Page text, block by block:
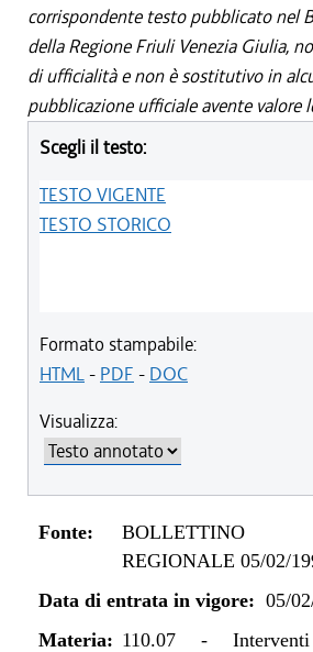
corrispondente testo pubblicato nel
della Regione Friuli Venezia Giulia,
di ufficialità e non è sostitutivo in
pubblicazione ufficiale avente valore
Scegli il testo:
TESTO VIGENTE
TESTO STORICO
Formato stampabile:
HTML- PDF - DOC
Visualizza:
Fonte:
BOLLETTINO
REGIONALE 05/02/
Data di entrata in vigore: 05/
Materia: 110.07-